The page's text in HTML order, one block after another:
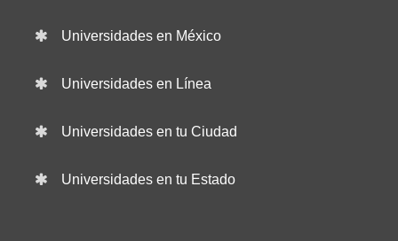
Universidades en México
Universidades en Línea
Universidades en tu Ciudad
Universidades en tu Estado